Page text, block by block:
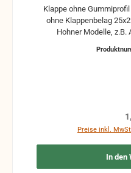
ohne Klappenbelag 25x22 mm passend für mehrere
Hohner Modelle, z.B.
Funktion nicht mehr
Preise inkl.
In den